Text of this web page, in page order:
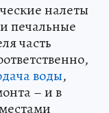
налеты
печальные
часть
воды,
– и в